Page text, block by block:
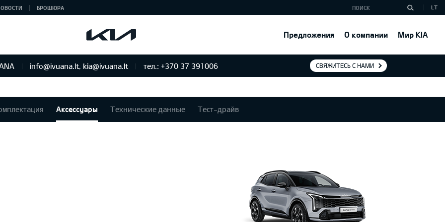
Предложения О компании Мир KIA
БРОШЮРА LT
info@ivuana.lt, kia@ivuana.lt тел.: +370 37 391006 СВЯЖИТЕСЬ С НАМИ
Аксессуары Технические данные Тест-драйв